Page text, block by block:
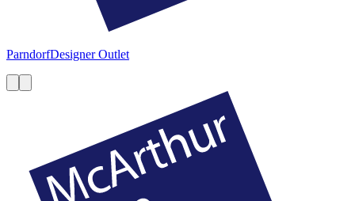
ParndorfDesigner Outlet